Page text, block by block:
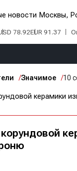
новости Москвы,
78.92EUR 91.37
Значимое 10